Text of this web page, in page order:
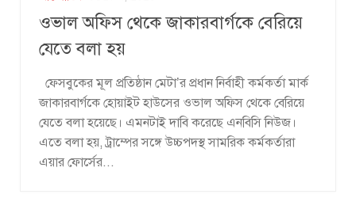
ওভাল অফিস থেকে জাকারবার্গকে বেরিয়ে
যেতে বলা হয়
ফেসবুকের মূল প্রতিষ্ঠান মেটা’র প্রধান নির্বাহী কর্মকর্তা মার্ক
জাকারবার্গকে হোয়াইট হাউসের ওভাল অফিস থেকে বেরিয়ে
যেতে বলা হয়েছে। এমনটাই দাবি করেছে এনবিসি নিউজ।
এতে বলা হয়, ট্রাম্পের সঙ্গে উচ্চপদস্থ সামরিক কর্মকর্তারা
এয়ার ফোর্সের...